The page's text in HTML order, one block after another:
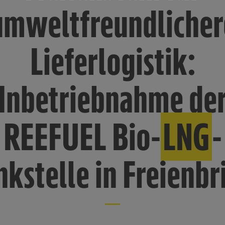
Lieferlogistik:
REEFUEL Bio-LNG-
in